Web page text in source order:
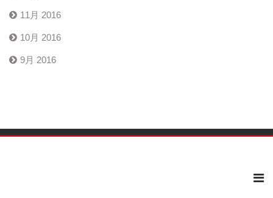
11月 2016
10月 2016
9月 2016